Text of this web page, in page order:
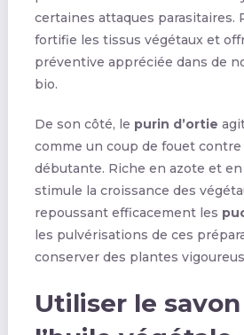
certaines attaques parasitaires.
fortifie les tissus végétaux et
préventive appréciée dans de
bio.
De son côté, le purin d’ortie
comme un coup de fouet
débutante. Riche en azote et en
stimule la croissance des
repoussant efficacement les
les pulvérisations de ces
conserver des plantes
Utiliser le